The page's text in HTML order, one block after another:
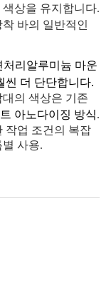
상을 유지합니다.
바의 일반적인
리 알루미늄 마운
씬 더 단단합니다.
의 색상은 기존
아노다이징 방식.
작업 조건의 복잡
사용.